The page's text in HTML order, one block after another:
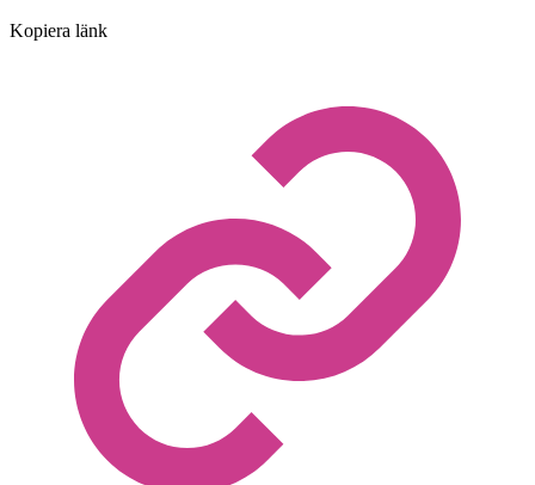
Kopiera länk